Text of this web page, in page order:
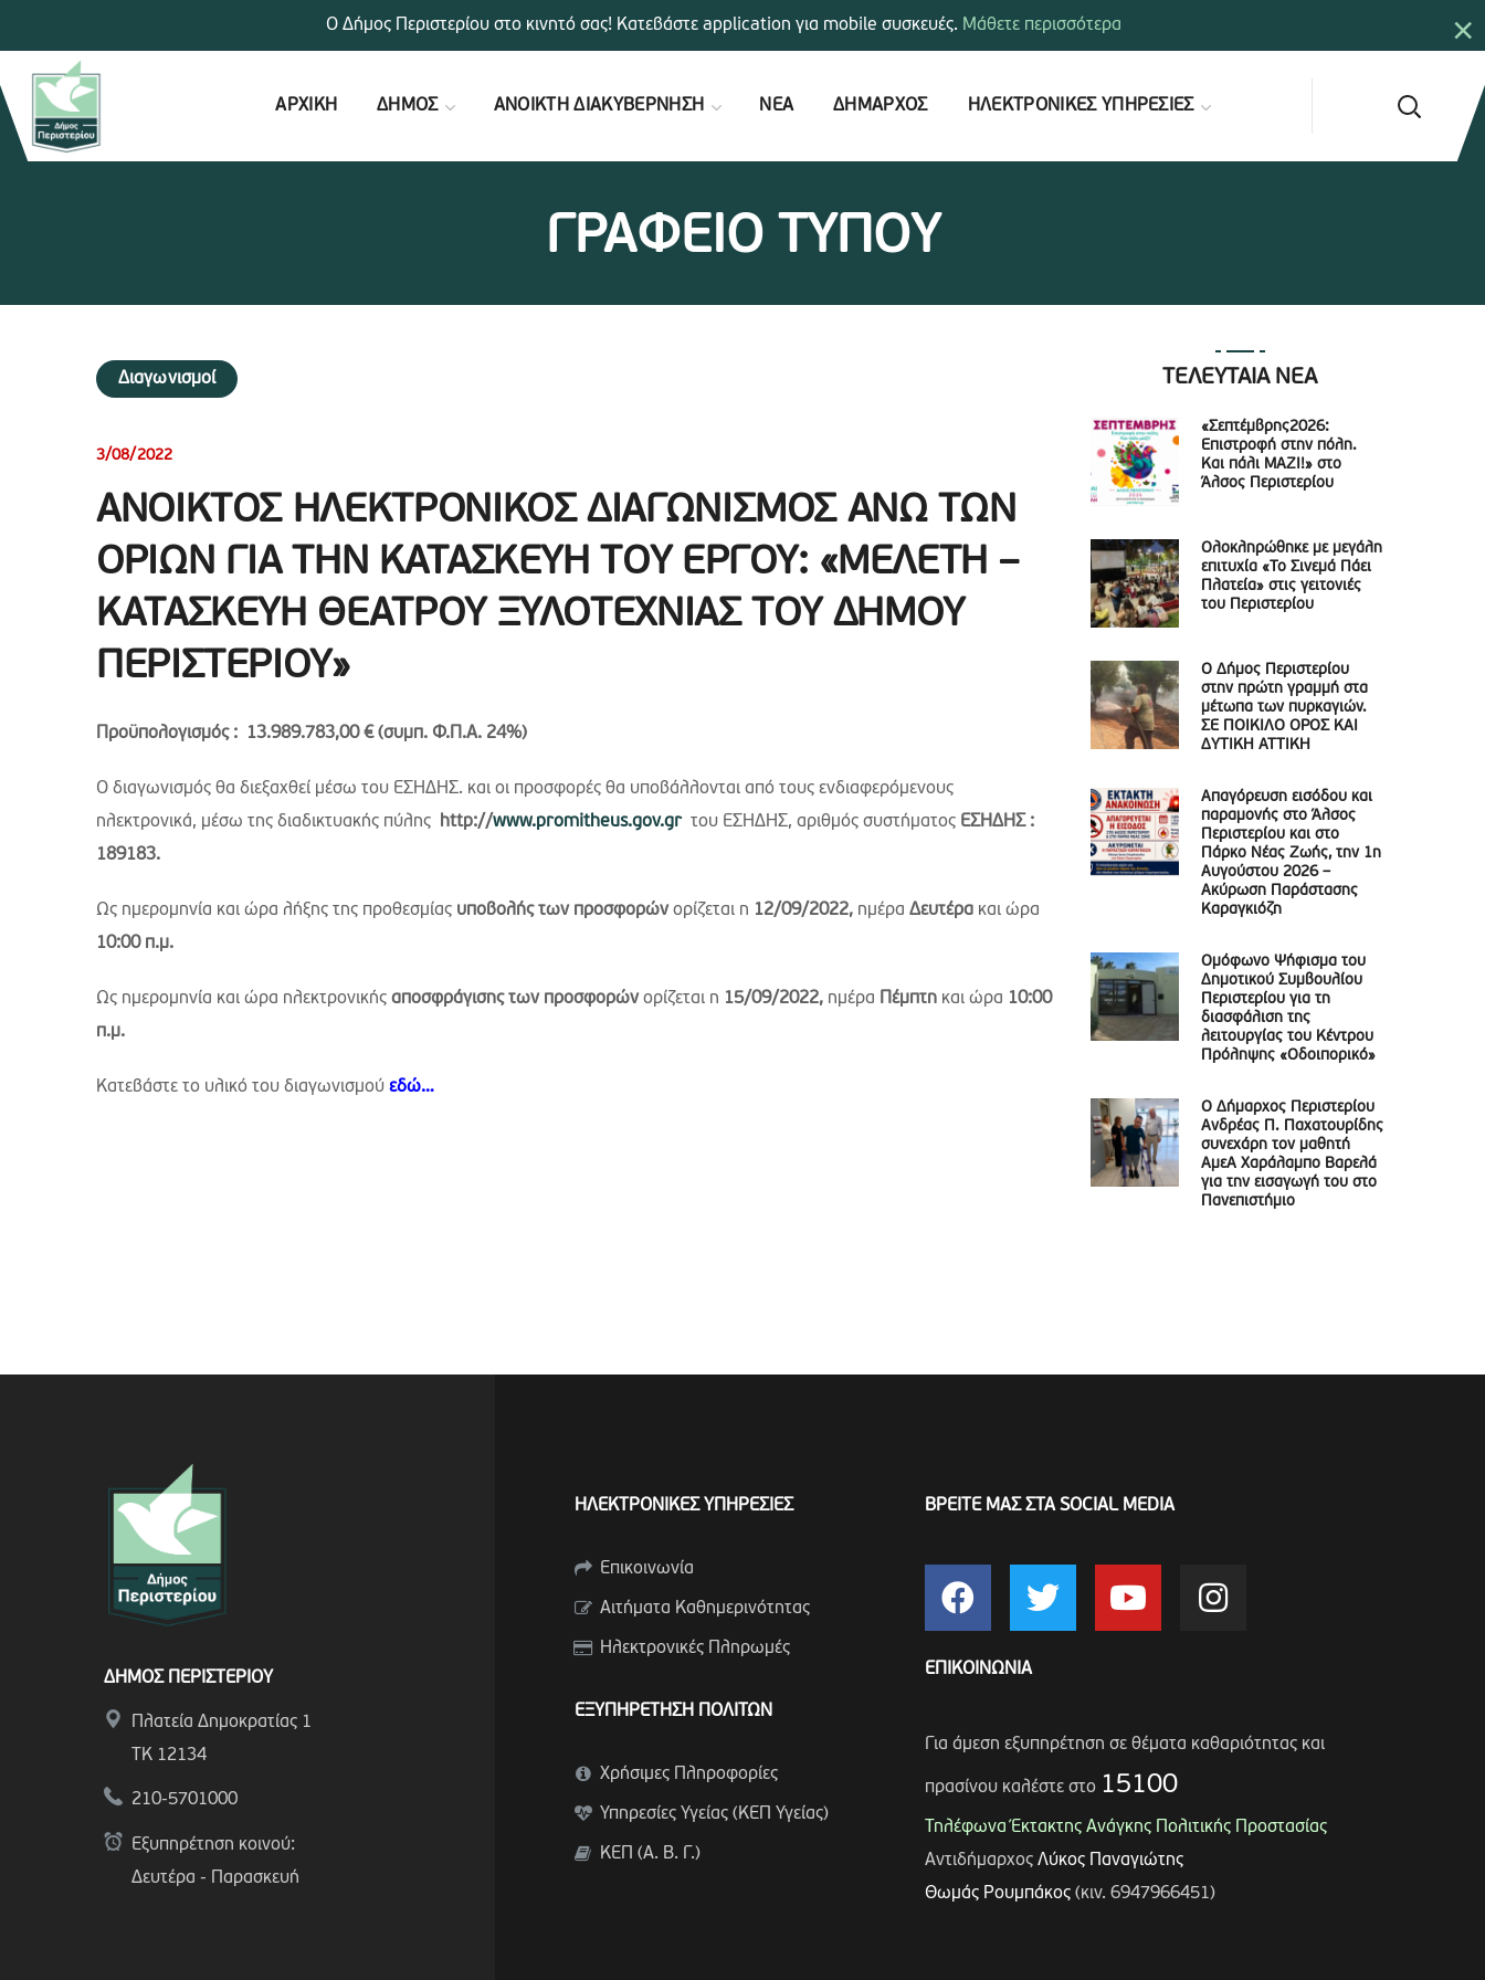
ΑΡΧΙΚΗ ΔΗΜΟΣ ΑΝΟΙΚΤΗ ΔΙΑΚΥΒΕΡΝΗΣΗ ΝΕΑ ΔΗΜΑΡΧΟΣ ΗΛΕΚΤΡΟΝΙΚΕΣ ΥΠΗΡΕΣΙΕΣ
ΓΡΑΦΕΙΟ ΤΥΠΟΥ
Διαγωνισμοί
3/08/2022
ΑΝΟΙΚΤΟΣ ΗΛΕΚΤΡΟΝΙΚΟΣ ΔΙΑΓΩΝΙΣΜΟΣ ΑΝΩ ΤΩΝ
ΟΡΙΩΝ ΓΙΑ ΤΗΝ ΚΑΤΑΣΚΕΥΗ ΤΟΥ ΕΡΓΟΥ: «ΜΕΛΕΤΗ –
ΚΑΤΑΣΚΕΥΗ ΘΕΑΤΡΟΥ ΞΥΛΟΤΕΧΝΙΑΣ ΤΟΥ ΔΗΜΟΥ
ΠΕΡΙΣΤΕΡΙΟΥ»
Προϋπολογισμός : 13.989.783,00 €(συμπ. Φ.Π.Α. 24%)
Ο διαγωνισμός θα διεξαχθεί μέσω του ΕΣΗΔΗΣ. και οι προσφορές θα υποβάλλονται από τους ενδιαφερόμενους
ηλεκτρονικά, μέσω της διαδικτυακής πύλης
http://www.promitheus.gov.grτου ΕΣΗΔΗΣ, αριθμός συστήματος ΕΣΗΔΗΣ :
189183.
Ως ημερομηνία και ώρα λήξης της προθεσμίας υποβολής των προσφορώνορίζεται η 12/09/2022, ημέρα Δευτέρα και ώρα
10:00 π.μ.
Ως ημερομηνία και ώρα ηλεκτρονικής αποσφράγισης των προσφορώνορίζεται η 15/09/2022, ημέρα Πέμπτη και ώρα 10:00
π.μ.
Kατεβάστε το υλικό του διαγωνισμού εδώ…
ΤΕΛΕΥΤΑΙΑ ΝΕΑ
«Σεπτέμβρης2026:
Επιστροφή στην πόλη.
Και πάλι ΜΑΖΙ!» στο
Άλσος Περιστερίου
Ολοκληρώθηκε με μεγάλη
επιτυχία «Το Σινεμά Πάει
Πλατεία» στις γειτονιές
του Περιστερίου
Ο Δήμος Περιστερίου
στην πρώτη γραμμή στα
μέτωπα των πυρκαγιών.
ΣΕ ΠΟΙΚΙΛΟ ΟΡΟΣ ΚΑΙ
ΔΥΤΙΚΗ ΑΤΤΙΚΗ
Απαγόρευση εισόδου και
παραμονής στο Άλσος
Περιστερίου και στο
Πάρκο Νέας Ζωής, την 1η
Αυγούστου 2026 –
Ακύρωση Παράστασης
Καραγκιόζη
Ομόφωνο Ψήφισμα του
Δημοτικού Συμβουλίου
Περιστερίου για τη
διασφάλιση της
λειτουργίας του Κέντρου
Πρόληψης «Οδοιπορικό»
Ο Δήμαρχος Περιστερίου
Ανδρέας Π. Παχατουρίδης
συνεχάρη τον μαθητή
ΑμεΑ Χαράλαμπο Βαρελά
για την εισαγωγή του στο
Πανεπιστήμιο
ΔΗΜΟΣ ΠΕΡΙΣΤΕΡΙΟΥ
Πλατεία Δημοκρατίας 1
ΤΚ 12134
210-5701000
Εξυπηρέτηση κοινού:
Δευτέρα - Παρασκευή
ΗΛΕΚΤΡΟΝΙΚΕΣ ΥΠΗΡΕΣΙΕΣ
Επικοινωνία
Αιτήματα Καθημερινότητας
Ηλεκτρονικές Πληρωμές
ΕΞΥΠΗΡΕΤΗΣΗ ΠΟΛΙΤΩΝ
Χρήσιμες Πληροφορίες
Υπηρεσίες Υγείας (ΚΕΠ Υγείας)
ΚΕΠ (Α. Β. Γ.)
ΒΡΕΙΤΕ ΜΑΣ ΣΤΑ SOCIAL MEDIA
ΕΠΙΚΟΙΝΩΝΙΑ
Για άμεση εξυπηρέτηση σε θέματα καθαριότητας και
πρασίνου καλέστε στο 15100
Τηλέφωνα Έκτακτης Ανάγκης Πολιτικής Προστασίας
Αντιδήμαρχος Λύκος Παναγιώτης
Θωμάς Ρουμπάκος(κιν. 6947966451)
×
Ο Δήμος Περιστερίου στο κινητό σας! Κατεβάστε application για mobile συσκευές. Μάθετε περισσότερα